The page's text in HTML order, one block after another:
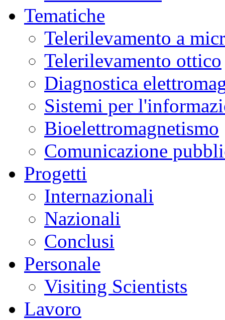
Tematiche
Telerilevamento a
Telerilevamento ottico
Diagnostica
Sistemi per
Bioelettromagnetismo
Comunicazione
Progetti
Internazionali
Nazionali
Conclusi
Personale
Visiting Scientists
Lavoro